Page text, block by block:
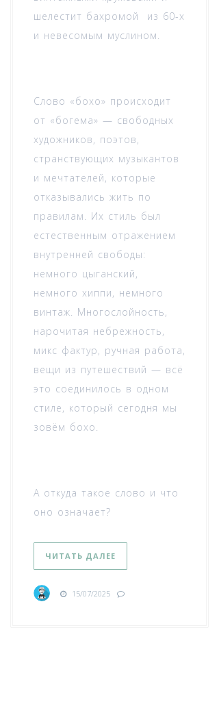
шелестит бахромой из 60-х
и невесомым муслином.
Слово «бохо» происходит
от «богема» — свободных
художников, поэтов,
странствующих музыкантов
и мечтателей, которые
отказывались жить по
правилам. Их стиль был
естественным отражением
внутренней свободы:
немного цыганский,
немного хиппи, немного
винтаж. Многослойность,
нарочитая небрежность,
микс фактур, ручная работа,
вещи из путешествий — всё
это соединилось в одном
стиле, который сегодня мы
зовём бохо.
А откуда такое слово и что
оно означает?
ЧИТАТЬ ДАЛЕЕ
15/07/2025